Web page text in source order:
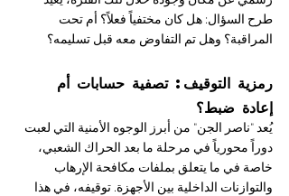
طرح السؤال: هل كان مختفياً فعلاً؟ أم تحت
المراقبة؟ وهل تم التفاوض معه قبل تسليمه؟
رمزية التوقيف: تصفية حسابات أم
إعادة ضبط؟
يُعد "ناصر الجن" من أبرز الوجوه الأمنية التي لعبت
دوراً محورياً في مرحلة ما بعد الحراك الشعبي،
خاصة في ما يتعلق بملفات مكافحة الإرهاب
والتوازنات الداخلية بين الأجهزة. توقيفه، في هذا